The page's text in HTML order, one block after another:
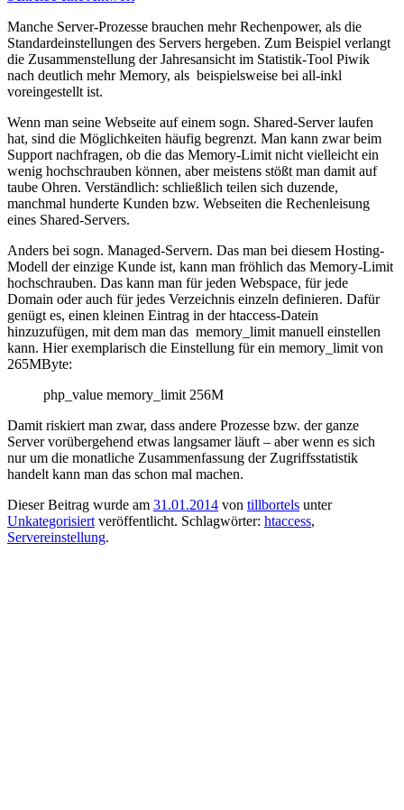
Manche Server-Prozesse brauchen mehr Rechenpower, als die
Standardeinstellungen des Servers hergeben. Zum Beispiel verlangt
die Zusammenstellung der Jahresansicht im Statistik-Tool Piwik
nach deutlich mehr Memory, als beispielsweise bei all-inkl
voreingestellt ist.
Wenn man seine Webseite auf einem sogn. Shared-Server laufen
hat, sind die Möglichkeiten häufig begrenzt. Man kann zwar beim
Support nachfragen, ob die das Memory-Limit nicht vielleicht ein
wenig hochschrauben können, aber meistens stößt man damit auf
taube Ohren. Verständlich: schließlich teilen sich duzende,
manchmal hunderte Kunden bzw. Webseiten die Rechenleisung
eines Shared-Servers.
Anders bei sogn. Managed-Servern. Das man bei diesem Hosting-
Modell der einzige Kunde ist, kann man fröhlich das Memory-Limit
hochschrauben. Das kann man für jeden Webspace, für jede
Domain oder auch für jedes Verzeichnis einzeln definieren. Dafür
genügt es, einen kleinen Eintrag in der htaccess-Datein
hinzuzufügen, mit dem man das memory_limit manuell einstellen
kann. Hier exemplarisch die Einstellung für ein memory_limit von
265MByte:
php_value memory_limit 256M
Damit riskiert man zwar, dass andere Prozesse bzw. der ganze
Server vorübergehend etwas langsamer läuft – aber wenn es sich
nur um die monatliche Zusammenfassung der Zugriffsstatistik
handelt kann man das schon mal machen.
Dieser Beitrag wurde am 31.01.2014 von tillbortels unter
Unkategorisiert veröffentlicht. Schlagwörter: htaccess,
Servereinstellung.